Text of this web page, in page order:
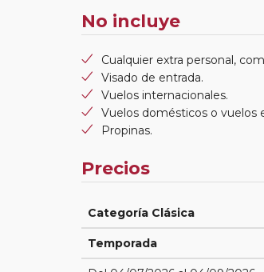
No incluye
Cualquier extra personal,
Visado de entrada.
Vuelos internacionales.
Vuelos domésticos o vuelos
Propinas.
Precios
Categoría Clásica
Temporada